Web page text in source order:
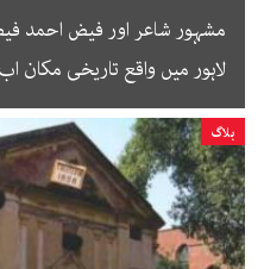
مشہور شاعر اور فیض احمد
لاہور میں واقع تاریخی مکان
بلاگ